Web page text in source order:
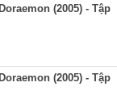
(2005) - Tập
(2005) - Tập